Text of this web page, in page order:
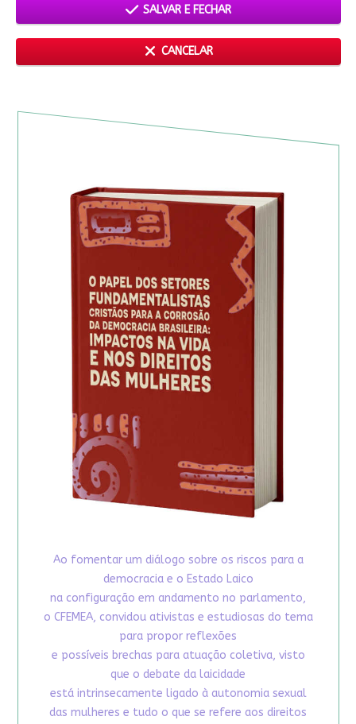
SALVAR E FECHAR
CANCELAR
Ao fomentar um diálogo sobre os riscos para a
democracia e o Estado Laico
na configuração em andamento no parlamento,
o CFEMEA, convidou ativistas e estudiosas do tema
para propor reflexões
e possíveis brechas para atuação coletiva, visto
que o debate da laicidade
está intrinsecamente ligado à autonomia sexual
das mulheres e tudo o que se refere aos direitos